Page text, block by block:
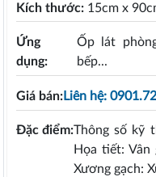
Kích thước: 15cm x
Ứng
dụng:
Ốp lát
bếp...
Giá bán:Liên hệ:
Đặc điểm:Thông số kỹ
Họa tiết:
Xương gạch: